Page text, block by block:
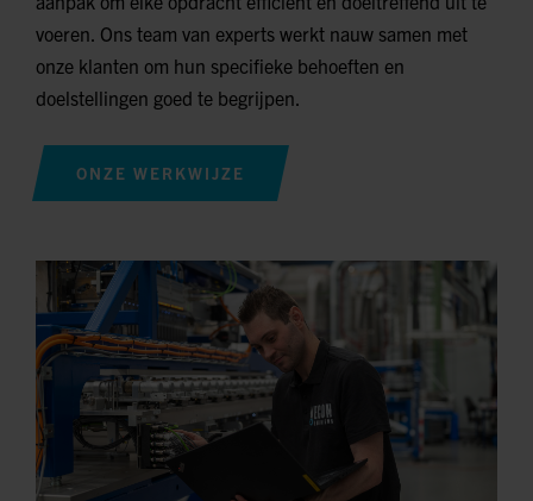
voeren. Ons team van experts werkt nauw samen met
onze klanten om hun specifieke behoeften en
doelstellingen goed te begrijpen.
ONZE WERKWIJZE